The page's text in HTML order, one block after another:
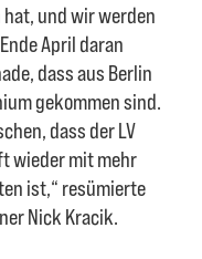
hat, und wir werden
April daran
dass aus Berlin
gekommen sind.
dass der LV
wieder mit mehr
ist,“ resümierte
Nick Kracik.